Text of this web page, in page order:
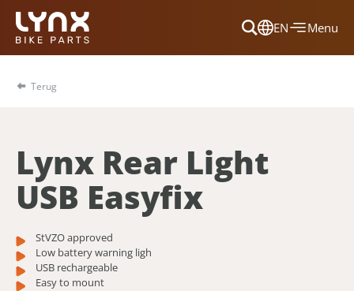
EN
Dansk
Nederlands
Menu
Terug
Lynx Rear Light
USB Easyfix
StVZO approved
Low battery warning ligh
USB rechargeable
Easy to mount